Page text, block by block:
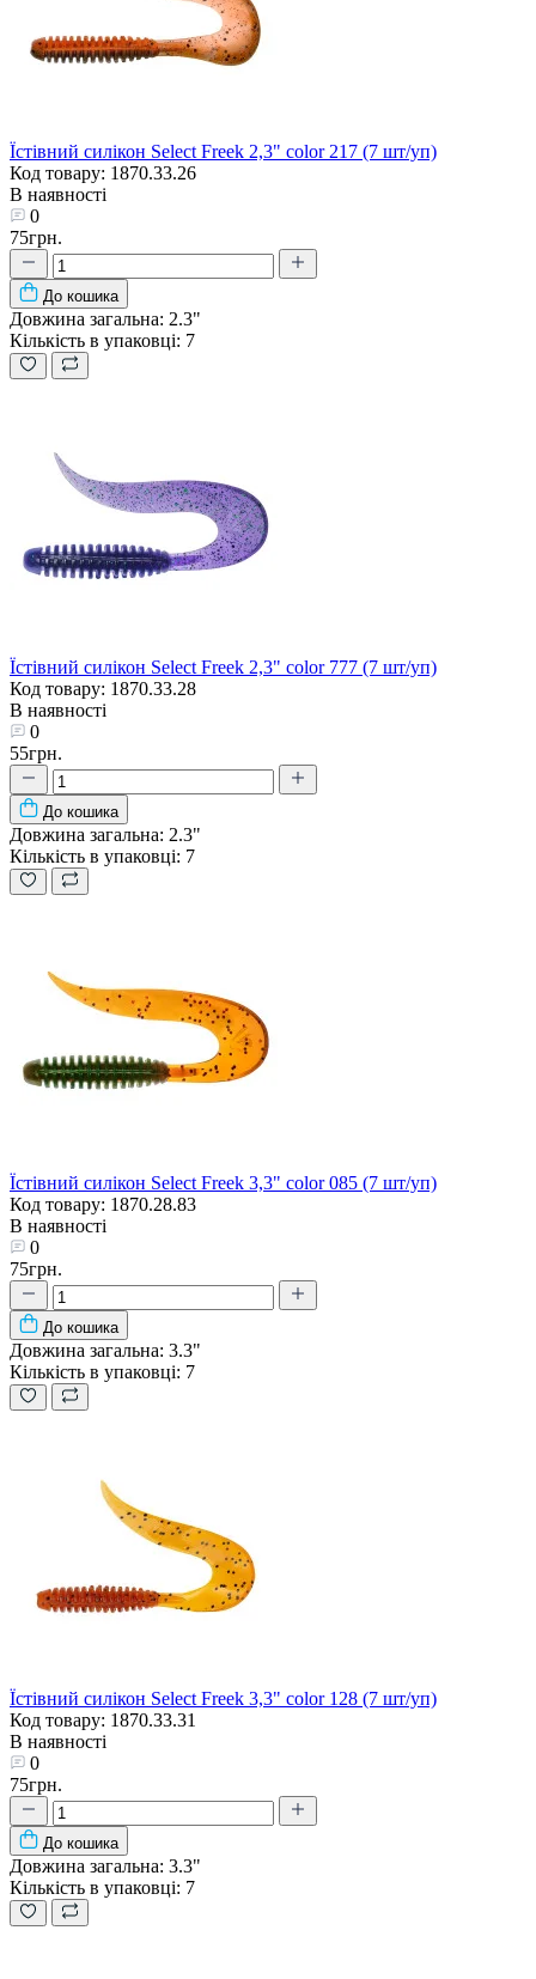
Їстівний силікон Select Freek 2,3" color 217 (7 шт/уп)
Код товару: 1870.33.26
В наявності
0
75грн.
До кошика
Довжина загальна: 2.3"
Кількість в упаковці: 7
Їстівний силікон Select Freek 2,3" color 777 (7 шт/уп)
Код товару: 1870.33.28
В наявності
0
55грн.
До кошика
Довжина загальна: 2.3"
Кількість в упаковці: 7
Їстівний силікон Select Freek 3,3" color 085 (7 шт/уп)
Код товару: 1870.28.83
В наявності
0
75грн.
До кошика
Довжина загальна: 3.3"
Кількість в упаковці: 7
Їстівний силікон Select Freek 3,3" color 128 (7 шт/уп)
Код товару: 1870.33.31
В наявності
0
75грн.
До кошика
Довжина загальна: 3.3"
Кількість в упаковці: 7